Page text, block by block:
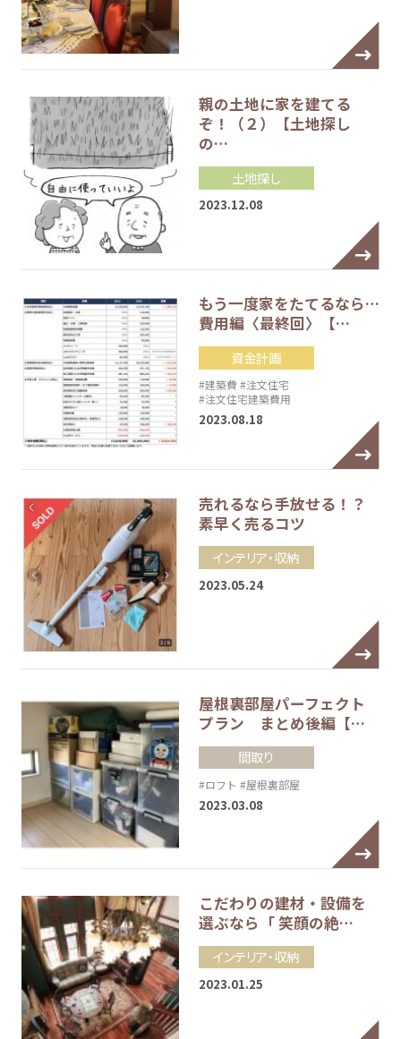
親の土地に家を建てる
ぞ！（２）【土地探し
の…
土地探し
2023.12.08
もう一度家をたてるなら…
費用編〈最終回〉【…
資金計画
#建築費 #注文住宅
#注文住宅建築費用
2023.08.18
売れるなら手放せる！？
素早く売るコツ
インテリア・収納
2023.05.24
屋根裏部屋パーフェクト
プラン まとめ後編【…
間取り
#ロフト #屋根裏部屋
2023.03.08
こだわりの建材・設備を
選ぶなら「 笑顔の絶…
インテリア・収納
2023.01.25